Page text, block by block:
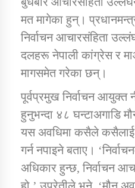
तातोपानी गाउँपालिका जुम्लाको महिला
सम्बन्धी सूचना सन्देश
तातोपानी गाउँपालिका जुम्लाको महिनावारी
सन्देश
तातोपानी गाउँपालिका जुम्लाको
तातोपानी
मत मागेका हुन्।
निर्वाचन आचारसंहिता
दलहरू नेपाली कांग्रेस र
मागसमेत गरेका छन्।
पूर्वप्रमुख निर्वाचन आयुक्त
हुनुभन्दा ४८ घन्टाअगाडि
यस अवधिमा कसैले कसैलाई
गर्न नपाइने बताए।
अधिकार हुन्छ, निर्वाचन